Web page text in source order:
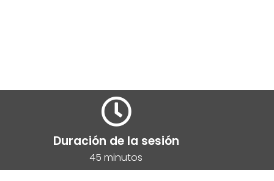
Duración de la sesión
45 minutos